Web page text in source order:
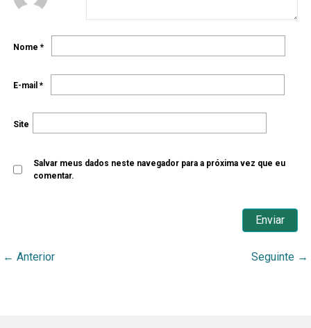
Nome *
E-mail *
Site
Salvar meus dados neste navegador para a próxima vez que eu
comentar.
← Anterior Seguinte →